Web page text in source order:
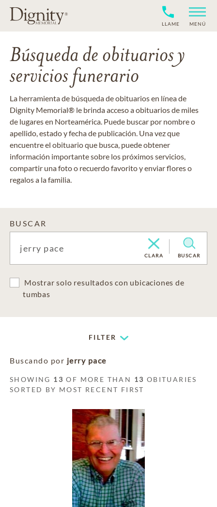
LLAME MENÚ
Búsqueda de obituarios y
servicios funerario
La herramienta de búsqueda de obituarios en línea de
Dignity Memorial® le brinda acceso a obituarios de miles
de lugares en Norteamérica. Puede buscar por nombre o
apellido, estado y fecha de publicación. Una vez que
encuentre el obituario que busca, puede obtener
información importante sobre los próximos servicios,
compartir una foto o recuerdo favorito y enviar flores o
regalos a la familia.
BUSCAR
CLARA BUSCAR
Mostrar solo resultados con ubicaciones de
tumbas
FILTER
Buscando por jerry pace
SHOWING 13 OF MORE THAN 13 OBITUARIES
SORTED BY MOST RECENT FIRST